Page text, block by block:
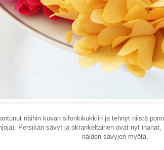
näihin kuvan sifonkikukkiin ja tehnyt niistä
Persikan sävyt ja okrankeltainen ovat nyt
näiden sävyjen myötä.